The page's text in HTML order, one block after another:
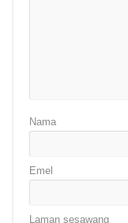
Nama
Emel
Laman sesawang